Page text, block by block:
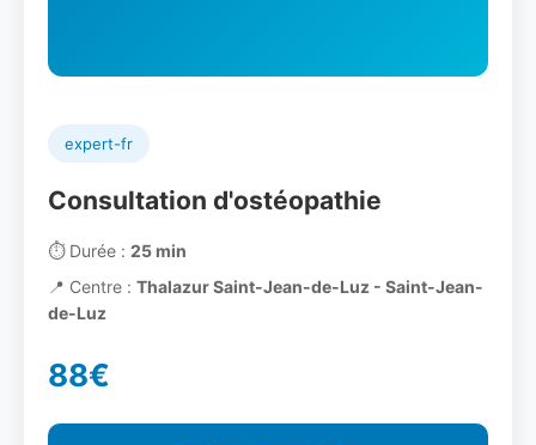
expert-fr
Consultation d'ostéopathie
⏱️Durée : 25 min
📍 Centre : Thalazur Saint-Jean-de-Luz - Saint-Jean-
de-Luz
88€